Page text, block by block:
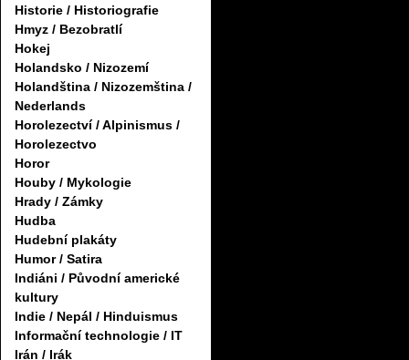
Historie / Historiografie
Hmyz / Bezobratlí
Hokej
Holandsko / Nizozemí
Holandština / Nizozemština /
Nederlands
Horolezectví / Alpinismus /
Horolezectvo
Horor
Houby / Mykologie
Hrady / Zámky
Hudba
Hudební plakáty
Humor / Satira
Indiáni / Původní americké
kultury
Indie / Nepál / Hinduismus
Informační technologie / IT
Irán / Irák